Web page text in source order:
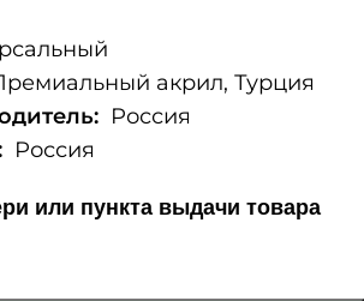
акрил, Турция
Россия
Россия
или пункта выдачи товара